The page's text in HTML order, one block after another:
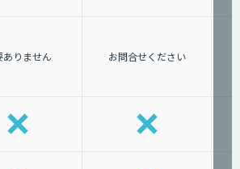
ありません お問合せください